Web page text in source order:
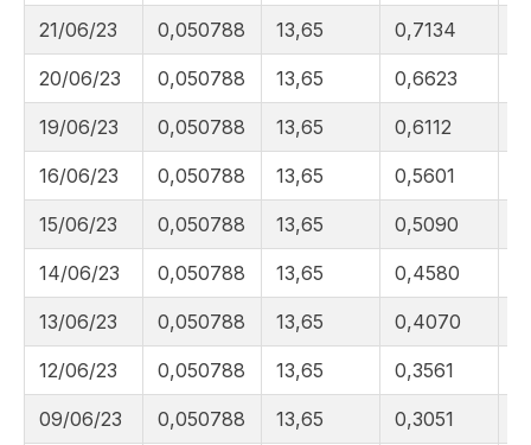
21/06/23 0,050788 13,65 0,7134
20/06/23 0,050788 13,65 0,6623
19/06/23 0,050788 13,65 0,6112
16/06/23 0,050788 13,65 0,5601
15/06/23 0,050788 13,65 0,5090
14/06/23 0,050788 13,65 0,4580
13/06/23 0,050788 13,65 0,4070
12/06/23 0,050788 13,65 0,3561
09/06/23 0,050788 13,65 0,3051